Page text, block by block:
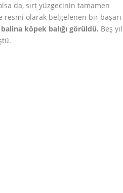
da, sırt yüzgecinin tamamen
resmi olarak belgelenen bir başarı
köpek balığı görüldü. Beş yıl